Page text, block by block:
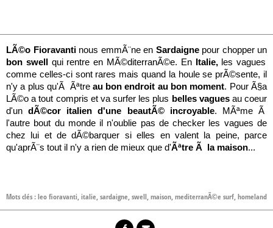
LÃ©o Fioravanti nous emmÃ¨ne en Sardaignepour chopper un
bon swellqui rentre en MÃ©diterranÃ©e. EnItalie,les vagues
comme celles-ci sont rares mais quand la houle se prÃ©sente, il
n'y a plus qu'Ã Ãªtre au bon endroit au bon moment. Pour Ã§a
LÃ©o a tout compris et va surfer les plus belles vaguesau coeur
d'undÃ©cor italien d'une beautÃ© incroyable. MÃªme Ã
l'autre bout du monde il n'oublie pas de checker les vagues de
chez lui et de dÃ©barquer si elles en valent la peine, parce
qu'aprÃ¨s tout il n'y a rien de mieux que d'Ãªtre Ã la maison...
Mots clés :leo fioravanti,italie,sardaigne,swell,maison,mediterranÃ©e surf,homeland